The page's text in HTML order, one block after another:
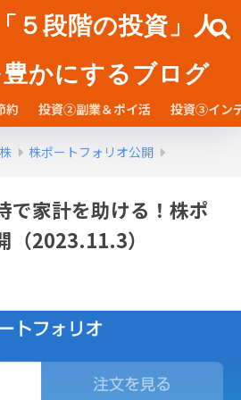
「５段階の投資」人
かにするブログ
約 投資②副業＆ポイ活 投資③イン
株ポートフォリオ公開
で家計を助ける！株ポ
（2023.11.3）